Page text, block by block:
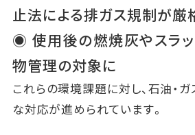
止法による排ガス規制が厳
◉ 使用後の燃焼灰やスラ
物管理の対象に
これらの環境課題に対し、石油・
な対応が進められています。